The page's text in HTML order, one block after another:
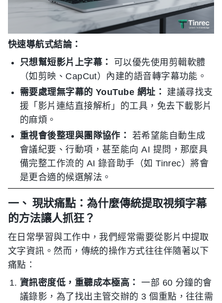
快速導航式結論：
只想幫短影片上字幕：
可以優先使用剪輯軟體
（如剪映、CapCut）內建的語音轉字幕功能。
需要處理無字幕的 YouTube 網址：
建議尋找支
援「影片連結直接解析」的工具，免去下載影片
的麻煩。
重視會後整理與團隊協作：
若希望能自動生成
會議紀要、行動項，甚至能向 AI 提問，那麼具
備完整工作流的 AI 錄音助手（如 Tinrec）將會
是更合適的候選解法。
一、 現狀痛點：為什麼傳統提取視頻字幕
的方法讓人抓狂？
在日常學習與工作中，我們經常需要從影片中提取
文字資訊。然而，傳統的操作方式往往伴隨著以下
痛點：
資訊密度低，重聽成本極高：
一部 60 分鐘的會
議錄影，為了找出主管交辦的 3 個重點，往往需